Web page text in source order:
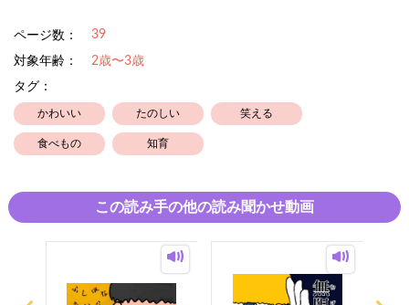
食育にもどうぞ。
ページ数： 39
対象年齢：
2歳〜3歳
タグ：
かわいい たのしい 笑える
食べもの 知育
この読み手の他の読み聞かせ動画